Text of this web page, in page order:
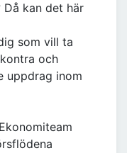
kan det här
som vill ta
och
uppdrag inom